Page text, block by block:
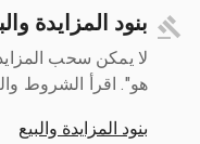
بنود المزايدة
لا يمكن سحب
هو". اقرأ الشروط
بنود المزايدة والبيع